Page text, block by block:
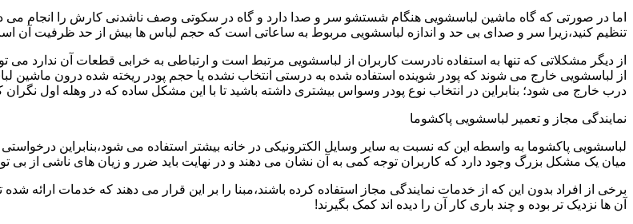
اما در صورتی که گاه ماشین لباسشویی هنگام شستشو سر و صدا دارد و گاه در سکوتی وصف ناشدنی کارش را انجام می
تنظیم کنید،زیرا سر و صدای بی حد و اندازه لباسشویی مربوط به ساعاتی است که حجم لباس ها بیش از حد ظرفیت آن
از دیگر مشکلاتی که تنها به استفاده نادرست کاربران از لباسشویی مرتبط است و ارتباطی به خرابی قطعات آن ندارد
از لباسشویی خارج می شوند که پودر شوینده استفاده شده به درستی انتخاب نشده یا حجم پودر ریخته شده درون
درب خارج می شود؛ بنابراین در انتخاب نوع پودر وسواس بیشتری داشته باشید تا با این مشکل ساده که در وهله اول
نمایندگی مجاز و تعمیر لباسشویی پاکشوما
لباسشویی پاکشوما به واسطه این که نسبت به سایر وسایل الکترونیکی در خانه بیشتر استفاده می شود،بنابراین
میان یک مشکل بزرگ وجود دارد که کاربران توجه کمی به آن نشان می دهند و در نهایت باید ضرر و زیان های ناشی از بی
برخی از افراد بدون این که از خدمات نمایندگی مجاز استفاده کرده باشند،مبنا را بر این قرار می دهند که خدمات ارائه
آن ها نزدیک تر بوده و چند باری کار آن را دیده اند کمک بگیرند!